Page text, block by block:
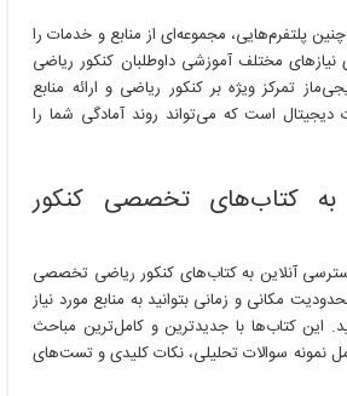
پلتفرم‌هایی، مجموعه‌ای از منابع و خدمات را
مختلف آموزشی داوطلبان کنکور ریاضی
تمرکز ویژه بر کنکور ریاضی و ارائه منابع
دیجیتال است که می‌تواند روند آمادگی شما را
کتاب‌های تخصصی کنکور
آنلاین به کتاب‌های کنکور ریاضی تخصصی
مکانی و زمانی بتوانید به منابع مورد نیاز
این کتاب‌ها با جدیدترین و کامل‌ترین مباحث
نمونه سوالات تحلیلی، نکات کلیدی و تست‌های